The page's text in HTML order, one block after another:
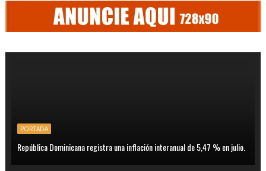
PORTADA
República Dominicana registra una inflación interanual de 5,47 % en julio.